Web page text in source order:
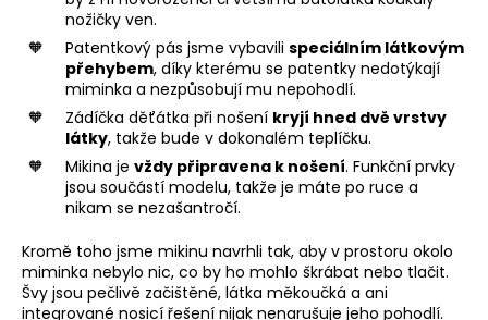
nožičky ven.
Patentkový pás jsme vybavili speciálním látkovým
přehybem, díky kterému se patentky nedotýkají
miminka a nezpůsobují mu nepohodlí.
Zádíčka děťátka při nošení kryjí hned dvě vrstvy
látky, takže bude v dokonalém teplíčku.
Mikina je vždy připravena k nošení. Funkční prvky
jsou součástí modelu, takže je máte po ruce a
nikam se nezašantročí.
Kromě toho jsme mikinu navrhli tak, aby v prostoru okolo
miminka nebylo nic, co by ho mohlo škrábat nebo tlačit.
Švy jsou pečlivě začištěné, látka měkoučká a ani
integrované nosicí řešení nijak nenarušuje jeho pohodlí.